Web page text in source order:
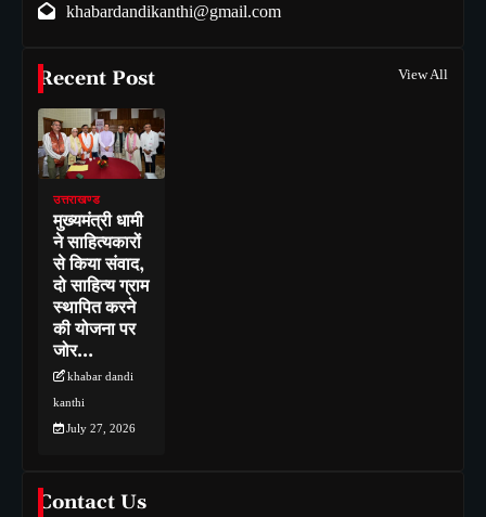
khabardandikanthi@gmail.com
Recent Post View All
उत्तराखण्ड
मुख्यमंत्री धामी
ने साहित्यकारों
से किया संवाद,
दो साहित्य ग्राम
स्थापित करने
की योजना पर
जोर…
khabar dandi
kanthi
July 27, 2026
Contact Us